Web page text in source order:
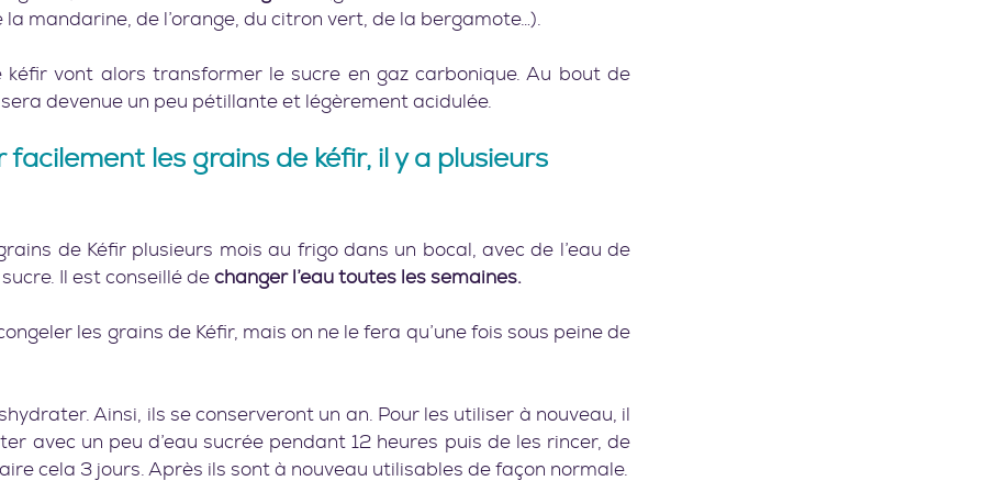
mandarine, de l’orange, du citron vert, de la bergamote…).
vont alors transformer le sucre en gaz carbonique. Au bout de
sera devenue un peu pétillante et légèrement acidulée.
facilement les grains de kéfir, il y a plusieurs
de Kéfir plusieurs mois au frigo dans un bocal, avec de l’eau de
Il est conseillé de changer l’eau toutes les semaines.
les grains de Kéfir, mais on ne le fera qu’une fois sous peine de
Ainsi, ils se conserveront un an. Pour les utiliser à nouveau, il
avec un peu d’eau sucrée pendant 12 heures puis de les rincer, de